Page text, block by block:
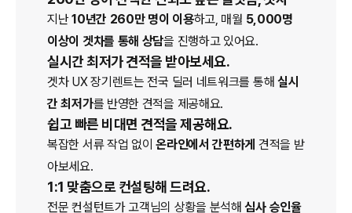
지난10년간 260만 명이 이용하고, 매월 5,000명
이상이 겟차를 통해 상담을 진행하고 있어요.
실시간 최저가 견적을 받아보세요.
겟차 UX장기렌트는 전국 딜러 네트워크를 통해 실시
간 최저가를 반영한 견적을 제공해요.
쉽고 빠른 비대면 견적을 제공해요.
복잡한 서류 작업 없이온라인에서 간편하게 견적을 받
아보세요.
1:1 맞춤으로 컨설팅해 드려요.
전문 컨설턴트가 고객님의 상황을 분석해 심사 승인율